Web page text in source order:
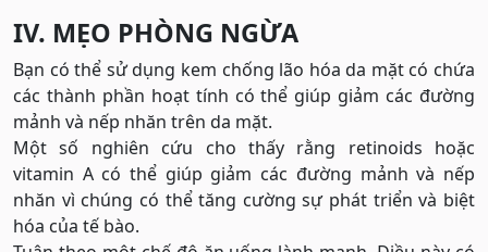
IV. MẸO PHÒNG NGỪA
Bạn có thể sử dụng kem chống lão hóa da mặt có chứa
các thành phần hoạt tính có thể giúp giảm các đường
mảnh và nếp nhăn trên da mặt.
Một số nghiên cứu cho thấy rằng retinoids hoặc
vitamin A có thể giúp giảm các đường mảnh và nếp
nhăn vì chúng có thể tăng cường sự phát triển và biệt
hóa của tế bào.